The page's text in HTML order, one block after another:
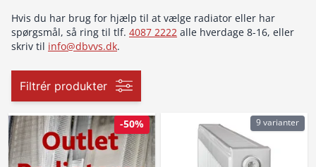
Hvis du har brug for hjælp til at vælge radiator eller har
spørgsmål, så ring til tlf. 4087 2222 alle hverdage 8-16, eller
skriv til info@dbvvs.dk.
Filtrér produkter
-50% 9 varianter